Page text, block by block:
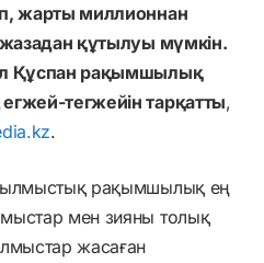
жарты миллионнан
жазадан құтылуы мүмкін.
Құспан рақымшылық
тегжейін тарқатты,
.
рақымшылық ең
мен зияны толық
жасаған